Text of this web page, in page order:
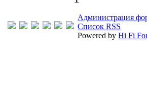
Администрация
Список RSS
Powered by Hi Fi